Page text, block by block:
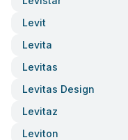
Levit
Levita
Levitas
Levitas Design
Levitaz
Leviton